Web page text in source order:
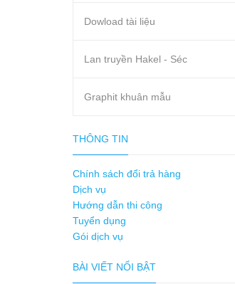
Dowload tài liệu
Lan truyền Hakel - Séc
Graphit khuân mẫu
THÔNG TIN
Chính sách đổi trả hàng
Dịch vụ
Hướng dẫn thi công
Tuyển dụng
Gói dịch vụ
BÀI VIẾT NỔI BẬT